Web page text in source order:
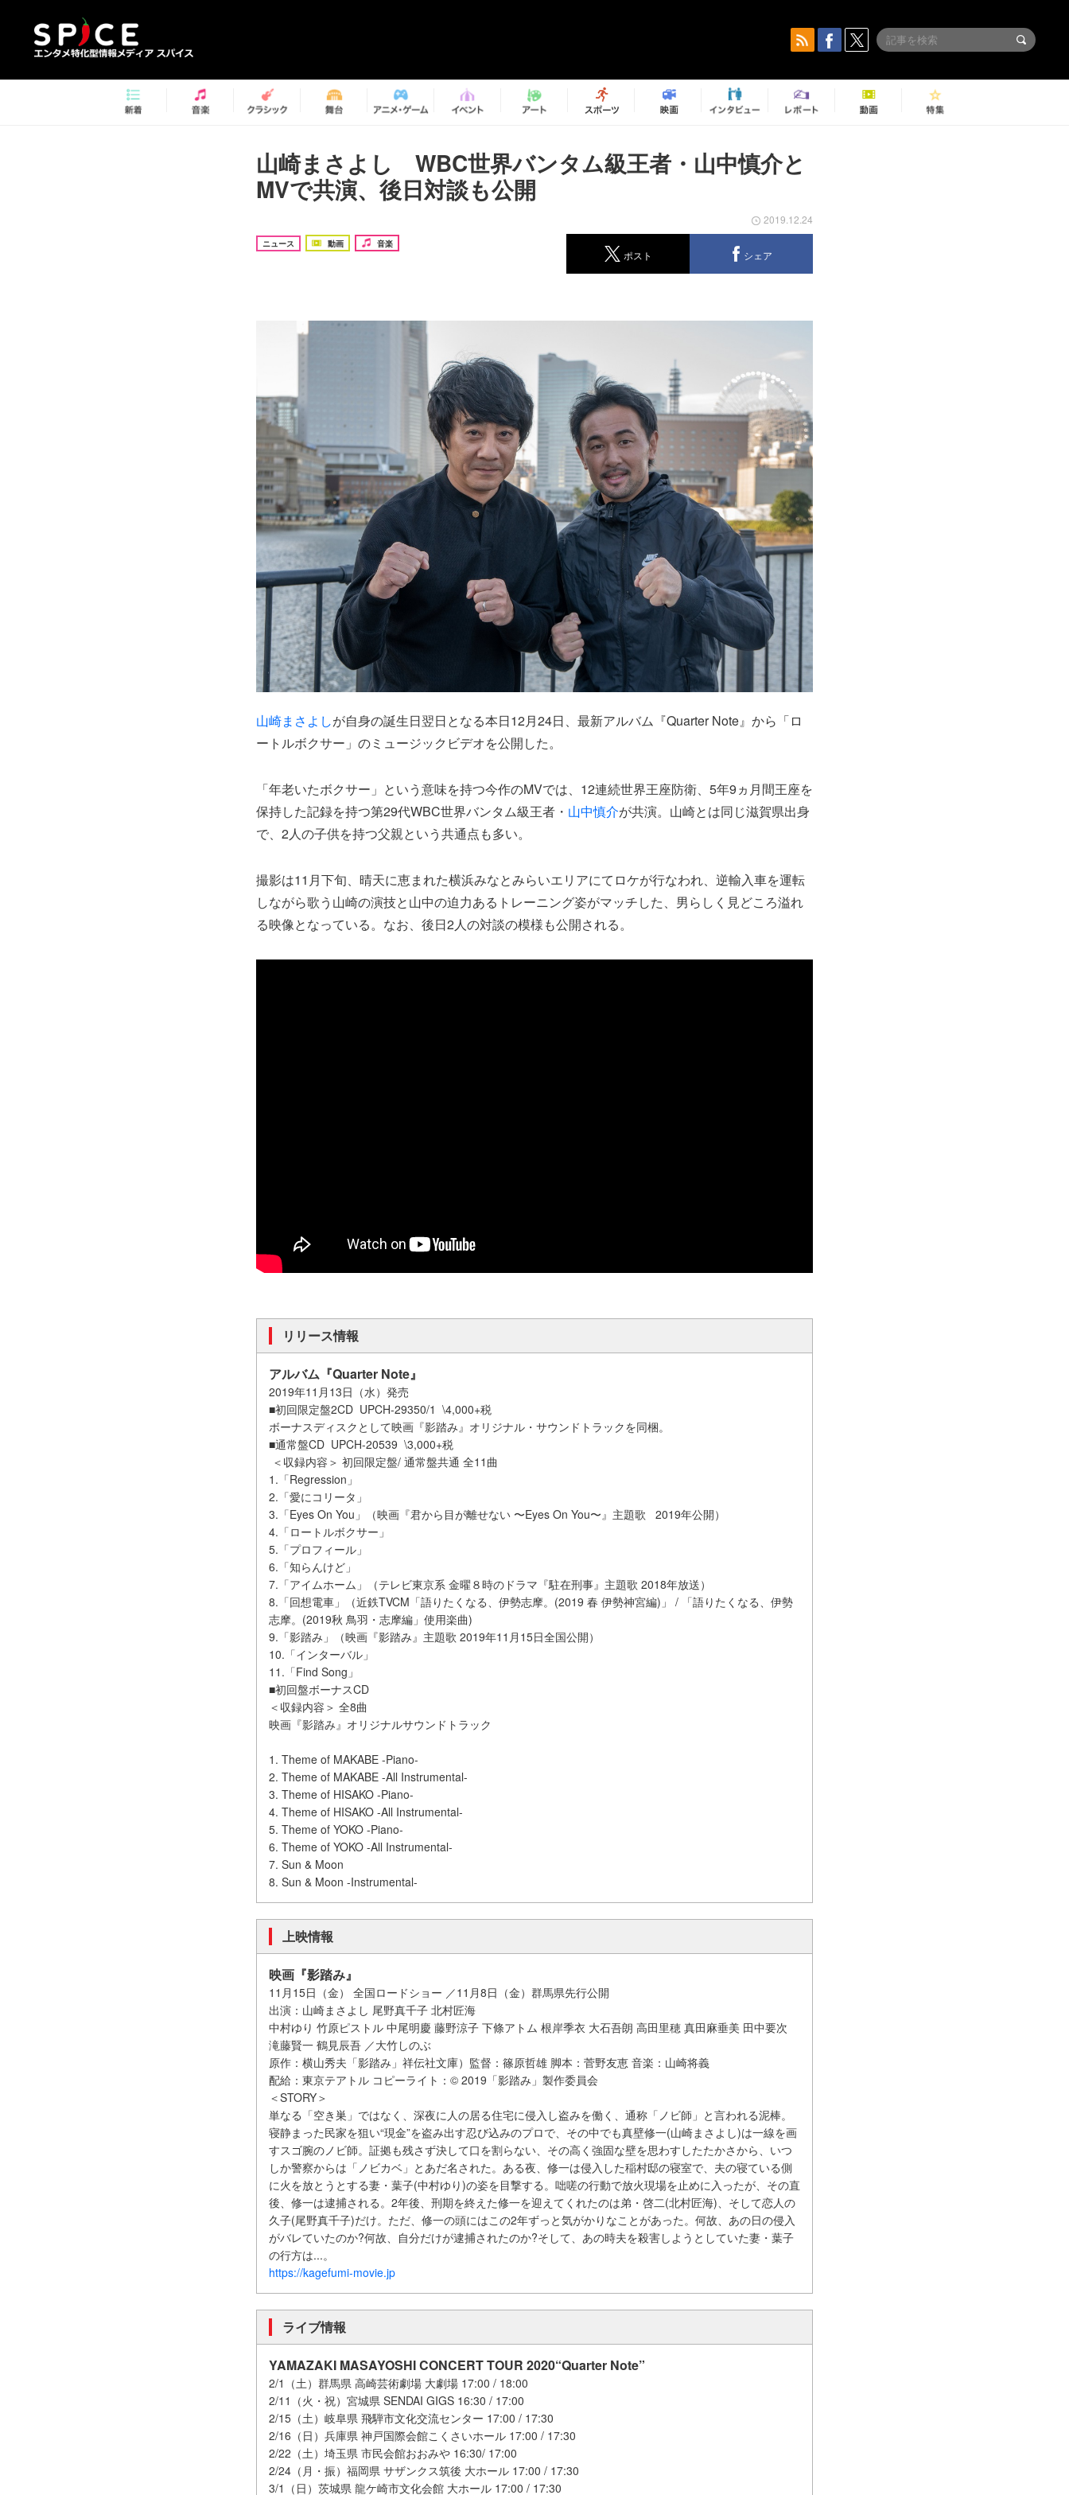
山崎まさよし WBC世界バンタム級王者・山中慎介と
MVで共演、後日対談も公開
ニュース 動画 音楽
2019.12.24
ポスト シェア
山崎まさよしが自身の誕生日翌日となる本日12月24日、最新アルバム『Quarter Note』から「ロ
ートルボクサー」のミュージックビデオを公開した。
「年老いたボクサー」という意味を持つ今作のMVでは、12連続世界王座防衛、5年9ヵ月間王座を
保持した記録を持つ第29代WBC世界バンタム級王者・ 山中慎介が共演。山崎とは同じ滋賀県出身
で、2人の子供を持つ父親という共通点も多い。
撮影は11月下旬、晴天に恵まれた横浜みなとみらいエリアにてロケが行なわれ、逆輸入車を運転
しながら歌う山崎の演技と山中の迫力あるトレーニング姿がマッチした、男らしく見どころ溢れ
る映像となっている。なお、後日2人の対談の模様も公開される。
リリース情報
アルバム『Quarter Note』
2019年11月13日（水）発売
■初回限定盤2CD UPCH-29350/1 \4,000+税
ボーナスディスクとして映画『影踏み』オリジナル・サウンドトラックを同梱。
■通常盤CD UPCH-20539 \3,000+税
＜収録内容＞ 初回限定盤/ 通常盤共通 全11曲
1.「Regression」
2.「愛にコリータ」
3.「Eyes On You」（映画『君から目が離せない 〜Eyes On You〜』主題歌 2019年公開）
4.「ロートルボクサー」
5.「プロフィール」
6.「知らんけど」
7.「アイムホーム」（テレビ東京系 金曜８時のドラマ『駐在刑事』主題歌 2018年放送）
8.「回想電車」（近鉄TVCM「語りたくなる、伊勢志摩。(2019 春 伊勢神宮編)」 / 「語りたくなる、伊勢
志摩。(2019秋 鳥羽・志摩編」使用楽曲)
9.「影踏み」（映画『影踏み』主題歌 2019年11月15日全国公開）
10.「インターバル」
11.「Find Song」
■初回盤ボーナスCD
＜収録内容＞ 全8曲
映画『影踏み』オリジナルサウンドトラック
1. Theme of MAKABE -Piano-
2. Theme of MAKABE -All Instrumental-
3. Theme of HISAKO -Piano-
4. Theme of HISAKO -All Instrumental-
5. Theme of YOKO -Piano-
6. Theme of YOKO -All Instrumental-
7. Sun & Moon
8. Sun & Moon -Instrumental-
上映情報
映画『影踏み』
11月15日（金） 全国ロードショー ／11月8日（金）群馬県先行公開
出演：山崎まさよし 尾野真千子 北村匠海
中村ゆり 竹原ピストル 中尾明慶 藤野涼子 下條アトム 根岸季衣 大石吾朗 高田里穂 真田麻垂美 田中要次
滝藤賢一 鶴見辰吾 ／大竹しのぶ
原作：横山秀夫「影踏み」祥伝社文庫）監督：篠原哲雄 脚本：菅野友恵 音楽：山崎将義
配給：東京テアトル コピーライト：© 2019「影踏み」製作委員会
＜STORY＞
単なる「空き巣」ではなく、深夜に人の居る住宅に侵入し盗みを働く、通称「ノビ師」と言われる泥棒。
寝静まった民家を狙い“現金”を盗み出す忍び込みのプロで、その中でも真壁修一(山崎まさよし)は一線を画
すスゴ腕のノビ師。証拠も残さず決して口を割らない、その高く強固な壁を思わすしたたかさから、いつ
しか警察からは「ノビカベ」とあだ名された。ある夜、修一は侵入した稲村邸の寝室で、夫の寝ている側
に火を放とうとする妻・葉子(中村ゆり)の姿を目撃する。咄嗟の行動で放火現場を止めに入ったが、その直
後、修一は逮捕される。2年後、刑期を終えた修一を迎えてくれたのは弟・啓二(北村匠海)、そして恋人の
久子(尾野真千子)だけ。ただ、修一の頭にはこの2年ずっと気がかりなことがあった。何故、あの日の侵入
がバレていたのか?何故、自分だけが逮捕されたのか?そして、あの時夫を殺害しようとしていた妻・葉子
の行方は...。
https://kagefumi-movie.jp
ライブ情報
YAMAZAKI MASAYOSHI CONCERT TOUR 2020“Quarter Note”
2/1（土）群馬県 高崎芸術劇場 大劇場 17:00 / 18:00
2/11（火・祝）宮城県 SENDAI GIGS 16:30 / 17:00
2/15（土）岐阜県 飛騨市文化交流センター 17:00 / 17:30
2/16（日）兵庫県 神戸国際会館こくさいホール 17:00 / 17:30
2/22（土）埼玉県 市民会館おおみや 16:30/ 17:00
2/24（月・振）福岡県 サザンクス筑後 大ホール 17:00 / 17:30
3/1（日）茨城県 龍ケ崎市文化会館 大ホール 17:00 / 17:30